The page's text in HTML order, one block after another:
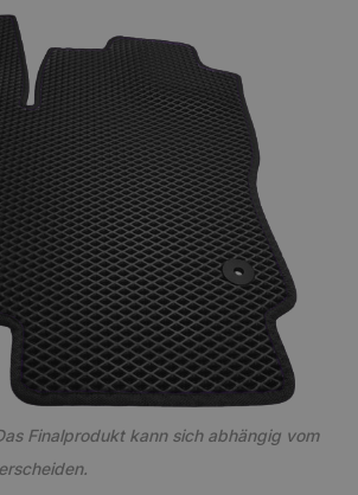
Finalprodukt kann sich abhängig vom